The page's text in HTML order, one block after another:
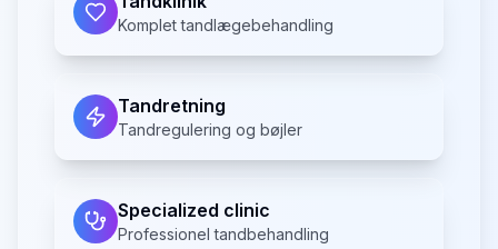
Komplet tandlægebehandling
Tandretning
Tandregulering og bøjler
Specialized clinic
Professionel tandbehandling